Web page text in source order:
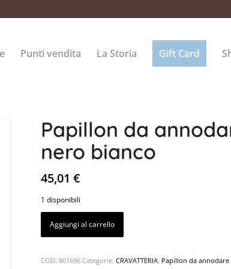
Punti vendita La Storia Gift Card
Papillon da
nero bianco
45,01€
1 disponibili
Aggiungi al carrello
COD:801696 Categorie:CRAVATTERIA, Papillon da annodare